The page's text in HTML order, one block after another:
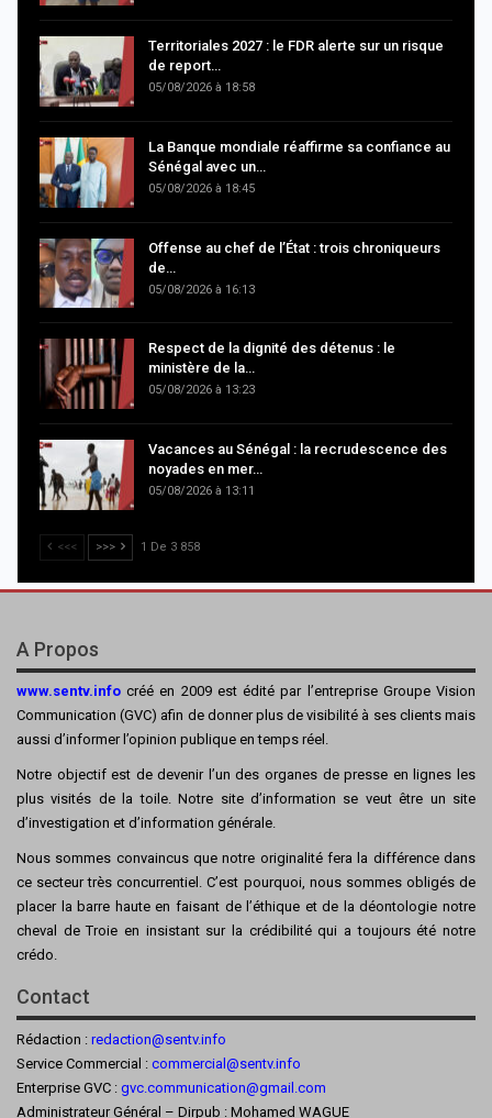
Territoriales 2027 : le FDR alerte sur un risque
de report…
05/08/2026 à 18:58
La Banque mondiale réaffirme sa confiance au
Sénégal avec un…
05/08/2026 à 18:45
Offense au chef de l’État : trois chroniqueurs
de…
05/08/2026 à 16:13
Respect de la dignité des détenus : le
ministère de la…
05/08/2026 à 13:23
Vacances au Sénégal : la recrudescence des
noyades en mer…
05/08/2026 à 13:11
<<< >>> 1 De 3 858
A Propos
www.sentv.info créé en 2009 est édité par l’entreprise Groupe Vision
Communication (GVC) afin de donner plus de visibilité à ses clients mais
aussi d’informer l’opinion publique en temps réel.
Notre objectif est de devenir l’un des organes de presse en lignes les
plus visités de la toile. Notre site d’information se veut être un site
d’investigation et d’information générale.
Nous sommes convaincus que notre originalité fera la différence dans
ce secteur très concurrentiel. C’est pourquoi, nous sommes obligés de
placer la barre haute en faisant de l’éthique et de la déontologie notre
cheval de Troie en insistant sur la crédibilité qui a toujours été notre
crédo.
Contact
Rédaction : redaction@sentv.info
Service Commercial : commercial@sentv.info
Enterprise GVC : gvc.communication@gmail.com
Administrateur Général – Dirpub : Mohamed WAGUE